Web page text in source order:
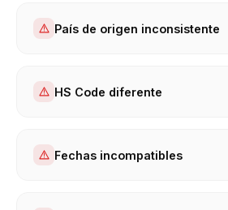
País de origen inconsistente
HS Code diferente
Fechas incompatibles